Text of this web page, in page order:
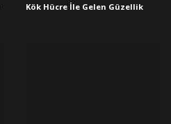
Kök Hücre İle Gelen Güzellik